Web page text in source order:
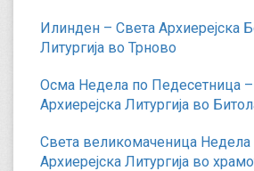
Илинден – Света Архиерејска
Литургија во Трново
Осма Недела по Педесетница
Архиерејска Литургија во
Света великомаченица Недела
Архиерејска Литургија во